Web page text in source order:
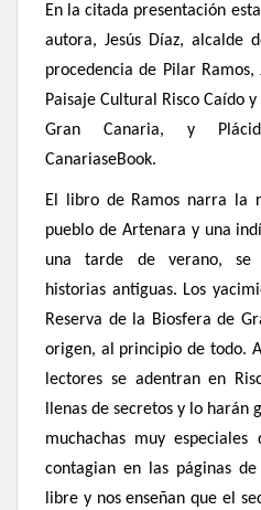
En la citada presentación
autora, Jesús Díaz, alcalde
procedencia de Pilar Ramos,
Paisaje Cultural Risco Caído
Gran Canaria, y
CanariaseBook.
El libro de Ramos narra la
pueblo de Artenara y una
una tarde de verano, se
historias antiguas. Los
Reserva de la Biosfera de
origen, al principio de todo.
lectores se adentran en
llenas de secretos y lo harán
muchachas muy
contagian en las páginas
libre y nos enseñan que el